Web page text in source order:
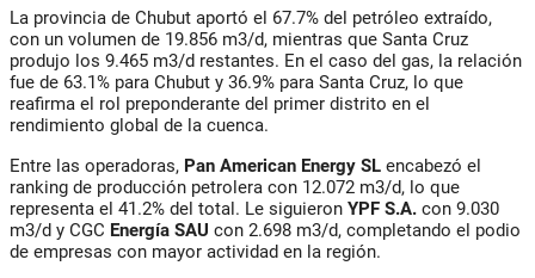
La provincia de Chubut aportó el 67.7% del petróleo extraído,
con un volumen de 19.856 m3/d, mientras que Santa Cruz
produjo los 9.465 m3/d restantes. En el caso del gas, la relación
fue de 63.1% para Chubut y 36.9% para Santa Cruz, lo que
reafirma el rol preponderante del primer distrito en el
rendimiento global de la cuenca.
Entre las operadoras, Pan American Energy SL encabezó el
ranking de producción petrolera con 12.072 m3/d, lo que
representa el 41.2% del total. Le siguieron YPF S.A. con 9.030
m3/d y CGC Energía SAU con 2.698 m3/d, completando el podio
de empresas con mayor actividad en la región.